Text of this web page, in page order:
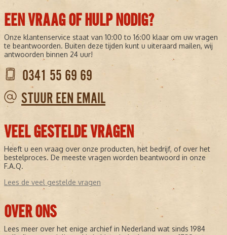
EEN VRAAG OF HULP NODIG?
Onze klantenservice staat van 10:00 to 16:00 klaar om uw vragen
te beantwoorden. Buiten deze tijden kunt u uiteraard mailen, wij
antwoorden binnen 24 uur!
0341 55 69 69
STUUR EEN EMAIL
VEEL GESTELDE VRAGEN
Heeft u een vraag over onze producten, het bedrijf, of over het
bestelproces. De meeste vragen worden beantwoord in onze
F.A.Q.
Lees de veel gestelde vragen
OVER ONS
Lees meer over het enige archief in Nederland wat sinds 1984